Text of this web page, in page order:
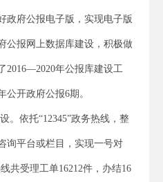
政府公报电子版，实现电子版
公报网上数据库建设，积极做
2016—2020年公报库建设工
公开政府公报6期。
。依托“12345”政务热线，整
询平台或栏目，实现一号对
共受理工单16212件，办结16